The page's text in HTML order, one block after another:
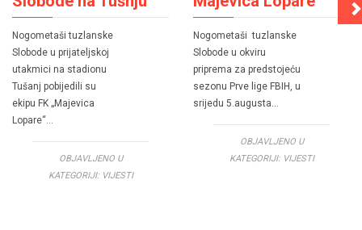
Nogometaši tuzlanske
Slobode u prijateljskoj
utakmici na stadionu
Tušanj pobijedili su
ekipu FK „Majevica
Lopare“…
OBJAVLJENO U
KATEGORIJI: VIJESTI
Nogometaši tuzlanske
Slobode u okviru
priprema za predstojeću
sezonu Prve lige FBIH, u
srijedu 5.augusta…
OBJAVLJENO U
KATEGORIJI: VIJESTI